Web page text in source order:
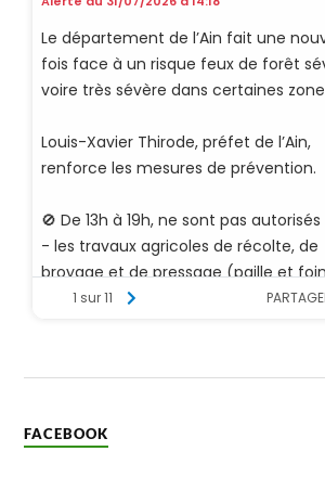
FACEBOOK